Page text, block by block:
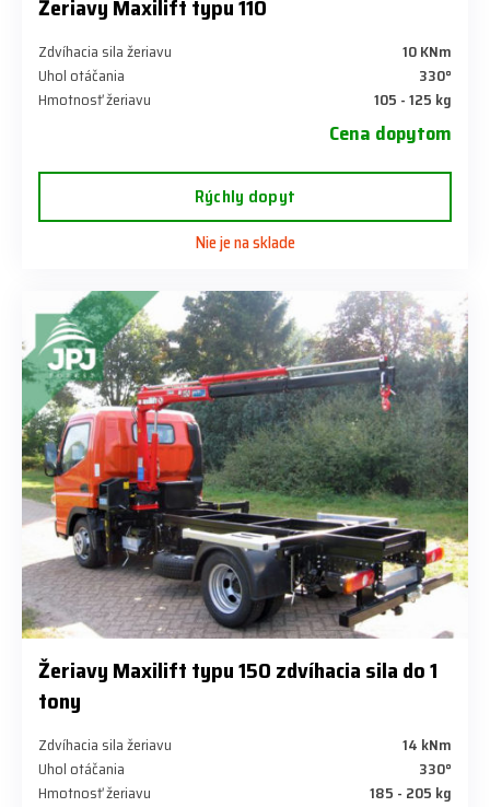
Žeriavy Maxilift typu 110
Zdvíhacia sila žeriavu
10 KNm
Uhol otáčania
330°
Hmotnosť žeriavu
105 - 125 kg
Cena dopytom
Rýchly dopyt
Nie je na sklade
Žeriavy Maxilift typu 150 zdvíhacia sila do 1
tony
Zdvíhacia sila žeriavu
14 kNm
Uhol otáčania
330°
Hmotnosť žeriavu
185 - 205 kg